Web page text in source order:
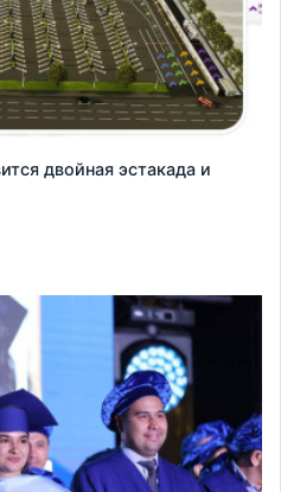
двойная эстакада и